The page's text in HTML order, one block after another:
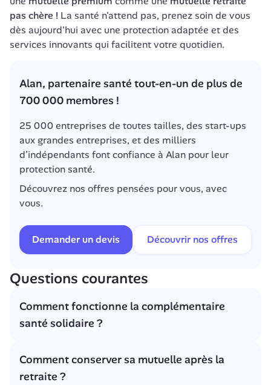
pas chère ! La santé n'attend pas, prenez soin de vous
dès aujourd'hui avec une protection adaptée et des
services innovants qui facilitent votre quotidien.
Alan, partenaire santé tout-en-un de plus de
700 000 membres !
25 000 entreprises de toutes tailles, des start-ups
aux grandes entreprises, et des milliers
d’indépendants font confiance à Alan pour leur
protection santé.
Découvrez nos offres pensées pour vous, avec
vous.
Demander un devis Découvrir nos offres
Questions courantes
Comment fonctionne la complémentaire
santé solidaire ?
l'État pour les personnes aux ressources modestes.
Elle permet de :
Comment conserver sa mutuelle après la
retraite ?